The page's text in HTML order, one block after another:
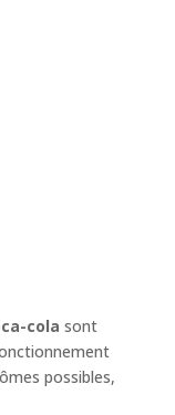
cola sont
possibles,